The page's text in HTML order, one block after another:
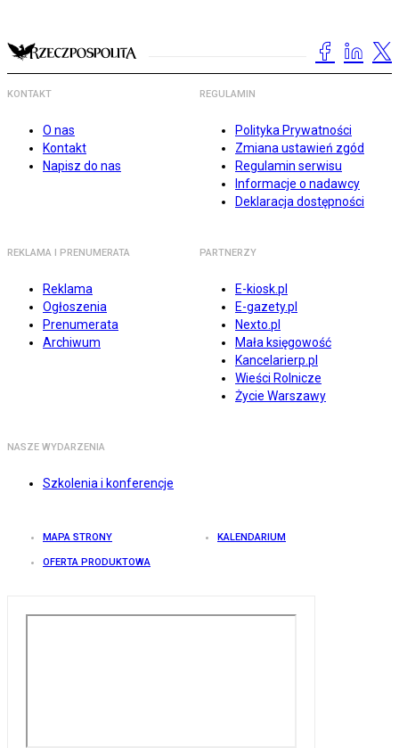
KONTAKT
O nas
Kontakt
Napisz do nas
REGULAMIN
Polityka Prywatności
Zmiana ustawień zgód
Regulamin serwisu
Informacje o nadawcy
Deklaracja dostępności
REKLAMA I PRENUMERATA
Reklama
Ogłoszenia
Prenumerata
Archiwum
PARTNERZY
E-kiosk.pl
E-gazety.pl
Nexto.pl
Mała księgowość
Kancelarierp.pl
Wieści Rolnicze
Życie Warszawy
NASZE WYDARZENIA
Szkolenia i konferencje
MAPA STRONY KALENDARIUM
OFERTA PRODUKTOWA